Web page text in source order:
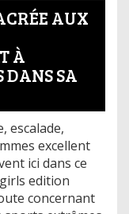
AUX
À
DANS SA
escalade,
excellent
ici dans ce
edition
concernant